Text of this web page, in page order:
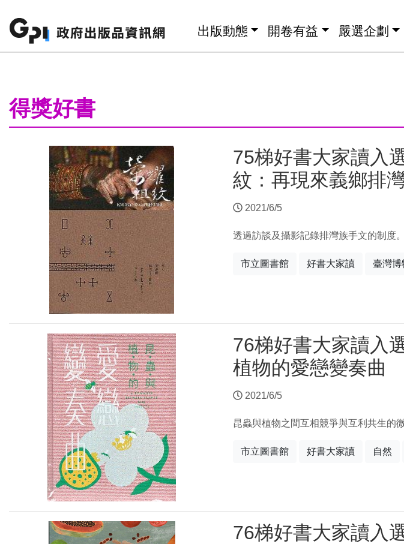
出版動態 開卷有益 嚴選企劃
得獎好書
75梯好書大家讀入
紋：再現來義鄉排
2021/6/5
透過訪談及攝影記錄排灣族手文的制度。
市立圖書館 好書大家讀 臺灣博
76梯好書大家讀入
植物的愛戀變奏曲
2021/6/5
昆蟲與植物之間互相競爭與互利共生的
市立圖書館 好書大家讀 自然
76梯好書大家讀入